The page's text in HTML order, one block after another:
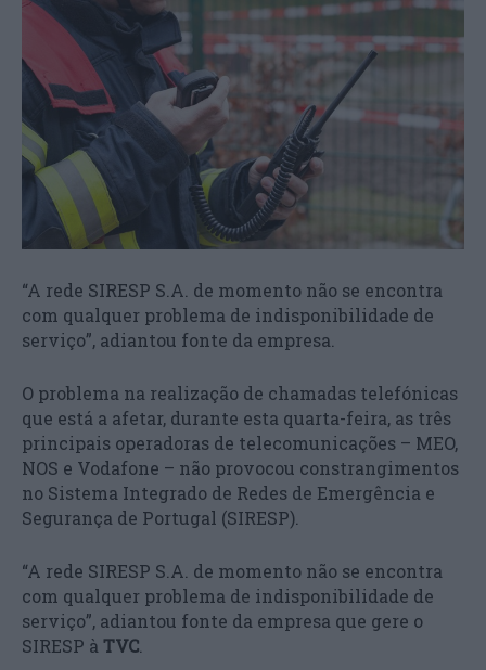
“A rede SIRESP S.A. de momento não se encontra
com qualquer problema de indisponibilidade de
serviço”, adiantou fonte da empresa.
O problema na realização de chamadas telefónicas
que está a afetar, durante esta quarta-feira, as três
principais operadoras de telecomunicações – MEO,
NOS e Vodafone – não provocou constrangimentos
no Sistema Integrado de Redes de Emergência e
Segurança de Portugal (SIRESP).
“A rede SIRESP S.A. de momento não se encontra
com qualquer problema de indisponibilidade de
serviço”, adiantou fonte da empresa que gere o
SIRESP à TVC